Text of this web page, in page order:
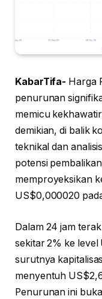
KabarTifa- Harga
penurunan
memicu
demikian, di balik
teknikal dan
potensi
memproyeksikan
US$0,000020
Dalam 24 jam
sekitar 2% ke
surutnya
menyentuh
Penurunan ini